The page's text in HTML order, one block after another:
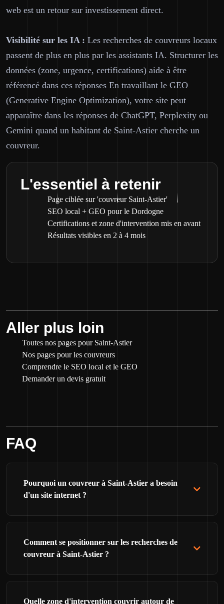
web est un retour sur investissement direct.
Visibilité sur les IA : Les recherches de couvreurs locaux
passent de plus en plus par les assistants IA. Structurer les
données (zone, urgence, certifications) aide à être
référencé dans ces réponses En travaillant le GEO
(Generative Engine Optimization), votre site peut
apparaître dans les réponses de ChatGPT, Perplexity ou
Gemini quand un habitant de Saint-Astier cherche un
couvreur.
L'essentiel à retenir
Page ciblée sur 'couvreur Saint-Astier'
SEO local + GEO pour le Dordogne
Certifications et zone d'intervention mis en avant
Résultats visibles en 2 à 4 mois
Aller plus loin
Toutes nos pages pour Saint-Astier
Nos pages pour les couvreurs
Comprendre le SEO local et le GEO
Demander un devis gratuit
FAQ
Pourquoi un couvreur à Saint-Astier a besoin
d'un site internet ?
Comment se positionner sur les recherches de
couvreur à Saint-Astier ?
Quelle zone d'intervention couvrir autour de